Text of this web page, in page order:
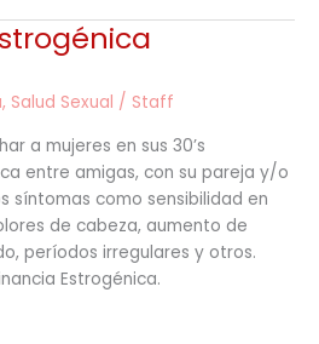
, Salud Sexual / Staff
a mujeres en sus 30’s
entre amigas, con su pareja y/o
síntomas como sensibilidad en
de cabeza, aumento de
períodos irregulares y otros.
Estrogénica.